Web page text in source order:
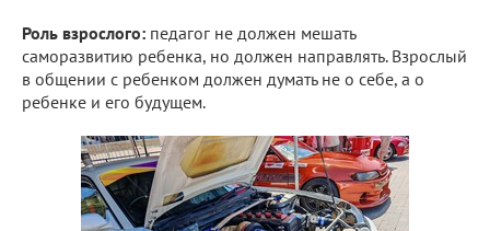
Роль взрослого: педагог не должен мешать
саморазвитию ребенка, но должен направлять. Взрослый
в общении с ребенком должен думать не о себе, а о
ребенке и его будущем.